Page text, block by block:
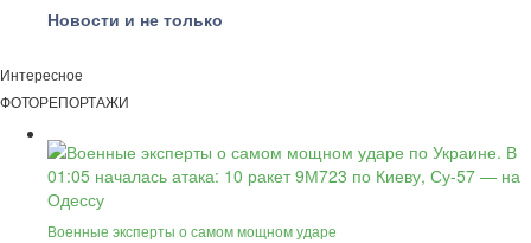
Новости и не только
Интересное
ФОТОРЕПОРТАЖИ
Военные эксперты о самом мощном ударе